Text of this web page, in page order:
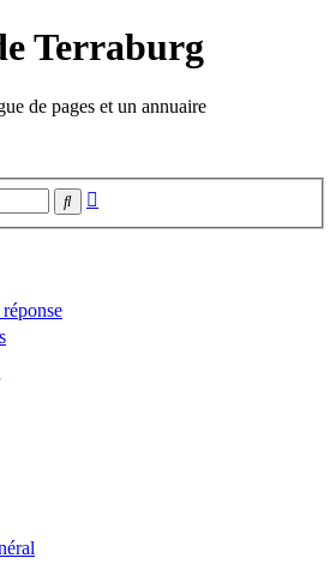
Terraburg
de pages et un annuaire
Rechercher
réponse